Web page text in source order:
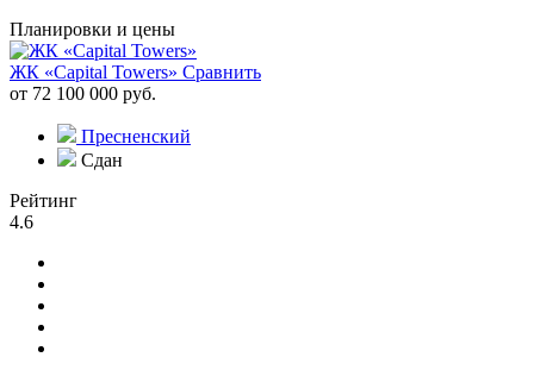
Планировки и цены
ЖК «Capital Towers» Сравнить
от 72 100 000 руб.
Пресненский
Сдан
Рейтинг
4.6